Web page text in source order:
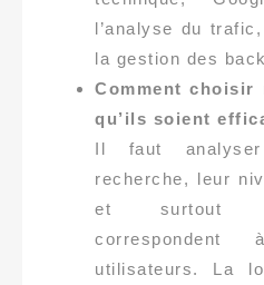
l’analyse du
la gestion des
Comment choisir
qu’ils soient
Il faut
recherche, leur
et surtout
correspondent
utilisateurs. La